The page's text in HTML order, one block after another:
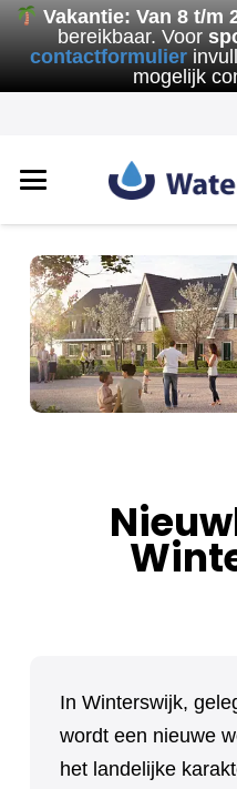
Vakantie: Van 8 t/m
bereikbaar. Voor
contactformulier
mogelijk
In Winterswijk,
wordt een nieuwe
het landelijke